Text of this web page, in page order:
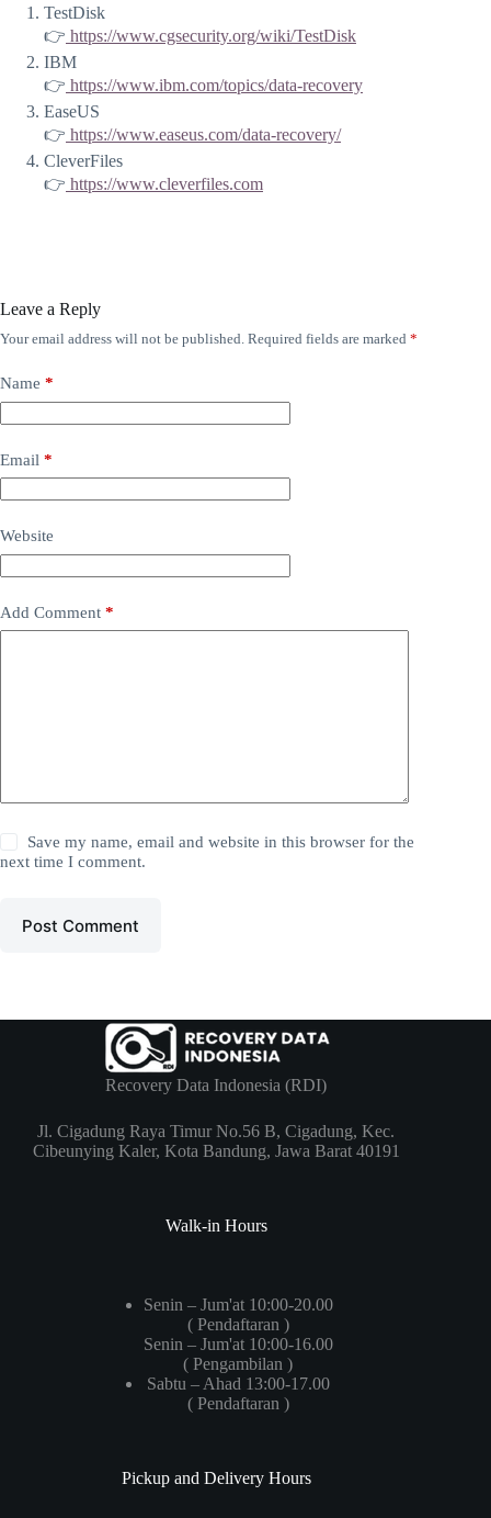
TestDisk
👉 https://www.cgsecurity.org/wiki/TestDisk
IBM
👉 https://www.ibm.com/topics/data-recovery
EaseUS
👉 https://www.easeus.com/data-recovery/
CleverFiles
👉 https://www.cleverfiles.com
Leave a Reply
Your email address will not be published. Required fields are marked *
Name *
Email *
Website
Add Comment *
Save my name, email and website in this browser for the
next time I comment.
Post Comment
Recovery Data Indonesia (RDI)
Jl. Cigadung Raya Timur No.56 B, Cigadung, Kec.
Cibeunying Kaler, Kota Bandung, Jawa Barat 40191
Walk-in Hours
Senin – Jum'at 10:00-20.00
( Pendaftaran )
Senin – Jum'at 10:00-16.00
( Pengambilan )
Sabtu – Ahad 13:00-17.00
( Pendaftaran )
Pickup and Delivery Hours